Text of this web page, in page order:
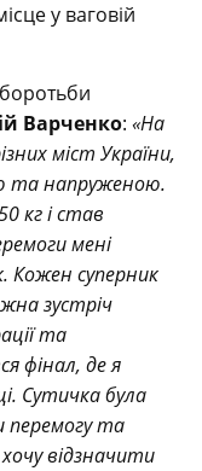
у ваговій
Варченко: «На
міст України,
та напруженою.
кг і став
мені
Кожен суперник
зустріч
та
фінал, де я
Сутичка була
перемогу та
відзначити